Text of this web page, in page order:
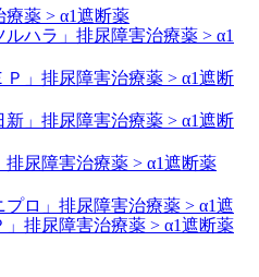
ハラ」 排尿障害治療薬 > α1
」 排尿障害治療薬 > α1遮断
ロ」 排尿障害治療薬 > α1遮
療薬 > α1遮断薬
」 排尿障害治療薬 > α1遮断
排尿障害治療薬 > α1遮断薬
排尿障害治療薬 > α1遮断薬